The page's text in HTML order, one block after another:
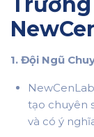
1. Đội Ngũ
tạo chuyên
và có ý